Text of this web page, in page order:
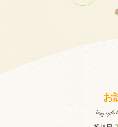
お